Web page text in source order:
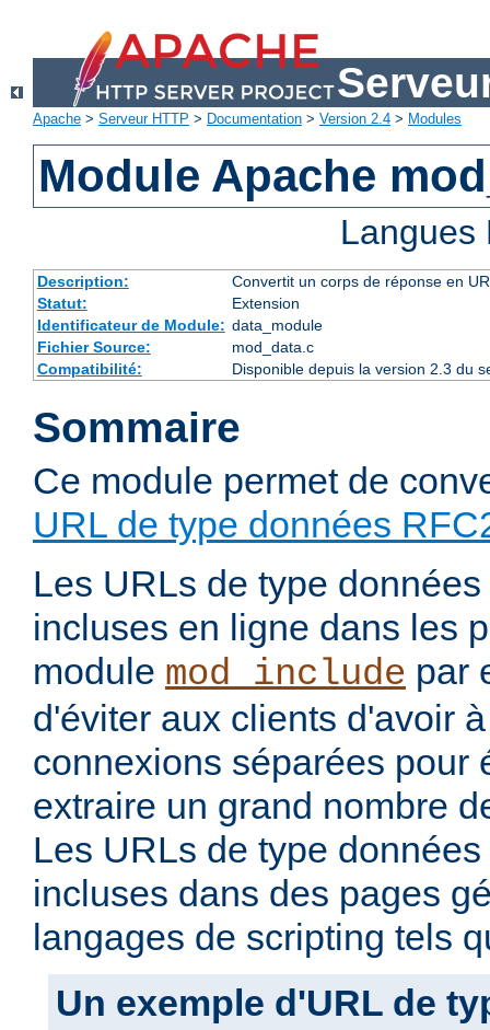
Apache > Serveur HTTP > Documentation > Version 2.4 > Modules
Module Apache
Description:
Convertit un corps de réponse en
Statut:
Extension
Identificateur de Module: data_module
Fichier Source:
mod_data.c
Compatibilité:
Disponible depuis la version 2.3 du
Sommaire
Ce module permet de
URL de type données
Les URLs de type
incluses en ligne dans les
module mod_include par
d'éviter aux clients d'avoir
connexions séparées pour
extraire un grand nombre
Les URLs de type
incluses dans des pages
langages de scripting tels
Un exemple d'URL de